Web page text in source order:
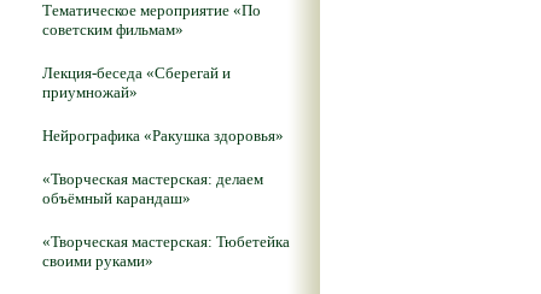
Тематическое мероприятие «По
советским фильмам»
Лекция-беседа «Сберегай и
приумножай»
Нейрографика «Ракушка здоровья»
«Творческая мастерская: делаем
объёмный карандаш»
«Творческая мастерская: Тюбетейка
своими руками»